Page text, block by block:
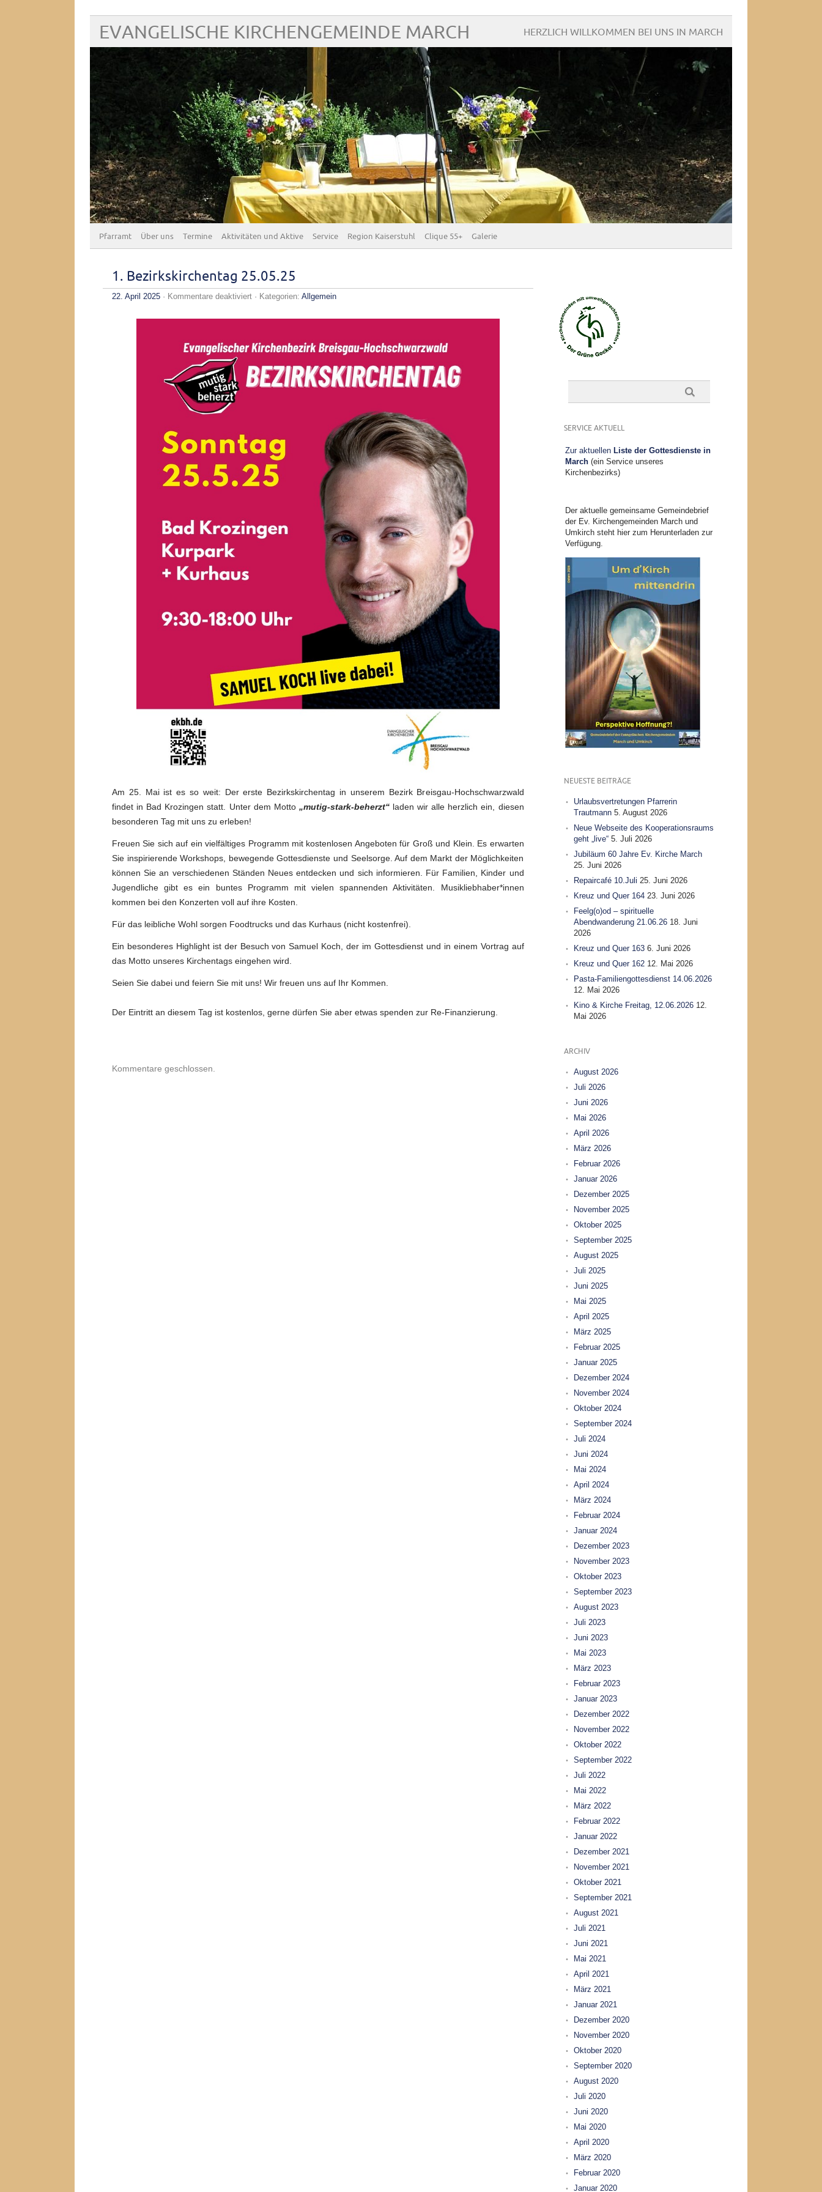
EVANGELISCHE KIRCHENGEMEINDE MARCH HERZLICH WILLKOMMEN BEI UNS IN MARCH
Pfarramt Über uns Termine Aktivitäten und Aktive Service Region Kaiserstuhl Clique 55+ Galerie
1. Bezirkskirchentag 25.05.25
22. April 2025 · Kommentare deaktiviertfür· Kategorien: Allgemein
Am 25. Mai ist es so weit: Der erste Bezirkskirchentag in unserem Bezirk Breisgau-Hochschwarzwald
findet in Bad Krozingen statt. Unter dem Motto „mutig-stark-beherzt“laden wir alle herzlich ein, diesen
besonderen Tag mit uns zu erleben!
Freuen Sie sich auf ein vielfältiges Programm mit kostenlosen Angeboten für Groß und Klein. Es erwarten
Sie inspirierende Workshops, bewegende Gottesdienste und Seelsorge. Auf dem Markt der Möglichkeiten
können Sie an verschiedenen Ständen Neues entdecken und sich informieren. Für Familien, Kinder und
Jugendliche gibt es ein buntes Programm mit vielen spannenden Aktivitäten. Musikliebhaber*innen
kommen bei den Konzerten voll auf ihre Kosten.
Für das leibliche Wohl sorgen Foodtrucks und das Kurhaus (nicht kostenfrei).
Ein besonderes Highlight ist der Besuch von Samuel Koch, der im Gottesdienst und in einem Vortrag auf
das Motto unseres Kirchentags eingehen wird.
Seien Sie dabei und feiern Sie mit uns! Wir freuen uns auf Ihr Kommen.
Der Eintritt an diesem Tag ist kostenlos, gerne dürfen Sie aber etwas spenden zur Re-Finanzierung.
Kommentare geschlossen.
SERVICE AKTUELL
Zur aktuellen Liste der Gottesdienste in
March(ein Service unseres
Kirchenbezirks)
Der aktuelle gemeinsame Gemeindebrief
der Ev. Kirchengemeinden March und
Umkirch steht hier zum Herunterladen zur
Verfügung.
NEUESTE BEITRÄGE
Urlaubsvertretungen Pfarrerin
Trautmann 5. August 2026
Neue Webseite des Kooperationsraums
geht „live“ 5. Juli 2026
Jubiläum 60 Jahre Ev. Kirche March
25. Juni 2026
Repaircafé 10.Juli 25. Juni 2026
Kreuz und Quer 164 23. Juni 2026
Feelg(o)od – spirituelle
Abendwanderung 21.06.26 18. Juni
2026
Kreuz und Quer 163 6. Juni 2026
Kreuz und Quer 162 12. Mai 2026
Pasta-Familiengottesdienst 14.06.2026
12. Mai 2026
Kino & Kirche Freitag, 12.06.2026 12.
Mai 2026
ARCHIV
August 2026
Juli 2026
Juni 2026
Mai 2026
April 2026
März 2026
Februar 2026
Januar 2026
Dezember 2025
November 2025
Oktober 2025
September 2025
August 2025
Juli 2025
Juni 2025
Mai 2025
April 2025
März 2025
Februar 2025
Januar 2025
Dezember 2024
November 2024
Oktober 2024
September 2024
Juli 2024
Juni 2024
Mai 2024
April 2024
März 2024
Februar 2024
Januar 2024
Dezember 2023
November 2023
Oktober 2023
September 2023
August 2023
Juli 2023
Juni 2023
Mai 2023
März 2023
Februar 2023
Januar 2023
Dezember 2022
November 2022
Oktober 2022
September 2022
Juli 2022
Mai 2022
März 2022
Februar 2022
Januar 2022
Dezember 2021
November 2021
Oktober 2021
September 2021
August 2021
Juli 2021
Juni 2021
Mai 2021
April 2021
März 2021
Januar 2021
Dezember 2020
November 2020
Oktober 2020
September 2020
August 2020
Juli 2020
Juni 2020
Mai 2020
April 2020
März 2020
Februar 2020
Januar 2020